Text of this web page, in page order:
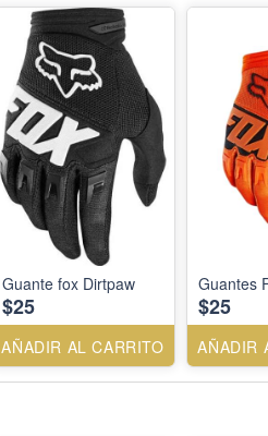
Guante fox Dirtpaw
$25
AÑADIR AL CARRITO
Guantes
$25
AÑADIR